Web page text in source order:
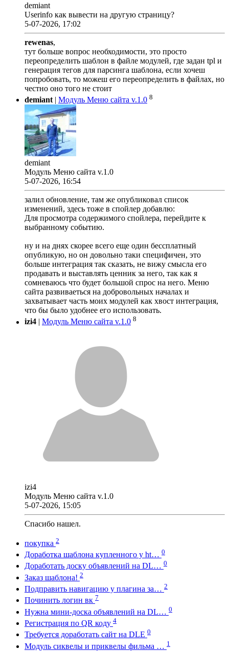
demiant
Userinfo как вывести на другую страницу?
5-07-2026, 17:02
rewenas,
тут больше вопрос необходимости, это просто
переопределить шаблон в файле модулей, где задан tpl и
генерация тегов для парсинга шаблона, если хочеш
попробовать, то можеш его переопределить в файлах, но
честно оно того не стоит
demiant | Модуль Меню сайта v.1.0 8
demiant
Модуль Меню сайта v.1.0
5-07-2026, 16:54
залил обновление, там же опубликовал список
изменений, здесь тоже в спойлер добавлю:
Для просмотра содержимого спойлера, перейдите к
выбранному событию.
ну и на днях скорее всего еще один бессплатный
опубликую, но он довольно таки специфичен, это
больше интеграция так сказать, не вижу смысла его
продавать и выставлять ценник за него, так как я
сомневаюсь что будет большой спрос на него. Меню
сайта развиваеться на добровольных началах и
захватывает часть моих модулей как хвост интеграция,
что бы было удобнее его использовать.
izi4
Модуль Меню сайта v.1.0 8
izi4
Модуль Меню сайта v.1.0
5-07-2026, 15:05
Спасибо нашел.
покупка 2
Доработка шаблона купленного у ht… 0
Доработать доску объявлений на DL… 0
Заказ шаблона! 2
Подправить навигацию у плагина за… 2
Починить логин вк 7
Нужна мини-доска объявлений на DL… 0
Регистрация по QR коду 4
Требуется доработать сайт на DLE 0
Модуль сиквелы и приквелы фильма … 1